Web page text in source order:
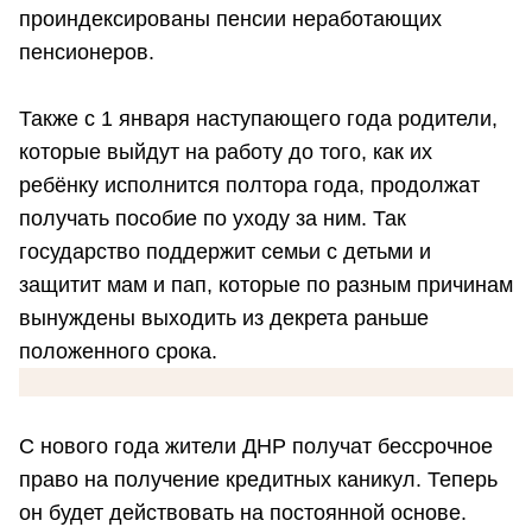
проиндексированы пенсии неработающих
пенсионеров.
Также с 1 января наступающего года родители,
которые выйдут на работу до того, как их
ребёнку исполнится полтора года, продолжат
получать пособие по уходу за ним. Так
государство поддержит семьи с детьми и
защитит мам и пап, которые по разным причинам
вынуждены выходить из декрета раньше
положенного срока.
С нового года жители ДНР получат бессрочное
право на получение кредитных каникул. Теперь
он будет действовать на постоянной основе.